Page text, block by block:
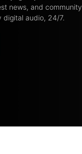
news, and community
digital audio, 24/7.